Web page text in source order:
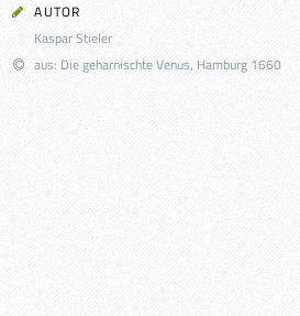
AUTOR
Kaspar Stieler
aus: Die geharnischte Venus, Hamburg 1660